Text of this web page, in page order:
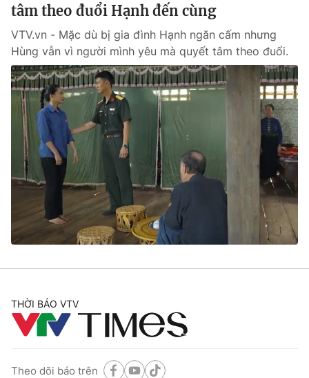
Hậu trường
Nhân vật
Khán giả
Giải sao mai
Giải trí
Điện ảnh
Âm nhạc
Sao
Đời sống
Du lịch
Làm đẹp
Chất lượng cuộc sống
Giáo dục
Tuyển sinh
Học trực tuyến
Công nghệ
Hitech Công nghệ tương lai
Sản phẩm
Thị trường
Giao lưu trực tuyến
Lịch phát sóng
Emagazine Podcast
tâm theo đuổi Hạnh đến cùng
VTV.vn - Mặc dù bị gia đình Hạnh ngăn cấm nhưng
Hùng vẫn vì người mình yêu mà quyết tâm theo đuổi.
THỜI BÁO VTV
Theo dõi báo trên